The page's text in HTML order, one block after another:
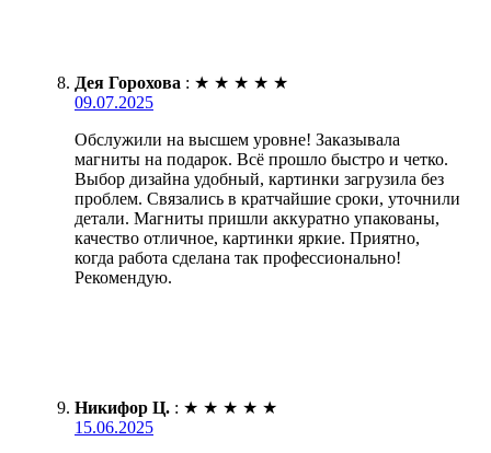
Дея Горохова : ★ ★ ★ ★ ★
09.07.2025
Обслужили на высшем уровне! Заказывала
магниты на подарок. Всё прошло быстро и четко.
Выбор дизайна удобный, картинки загрузила без
проблем. Связались в кратчайшие сроки, уточнили
детали. Магниты пришли аккуратно упакованы,
качество отличное, картинки яркие. Приятно,
когда работа сделана так профессионально!
Рекомендую.
Никифор Ц. : ★ ★ ★ ★ ★
15.06.2025